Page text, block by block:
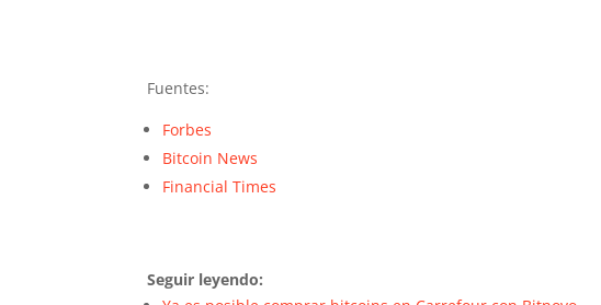
Fuentes:
Forbes
Bitcoin News
Financial Times
Seguir leyendo: